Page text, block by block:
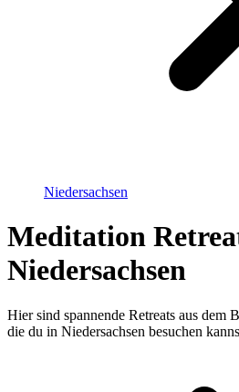
Niedersachsen
Meditation
Niedersachsen
Hier sind spannende Retreats aus dem
die du in Niedersachsen besuchen